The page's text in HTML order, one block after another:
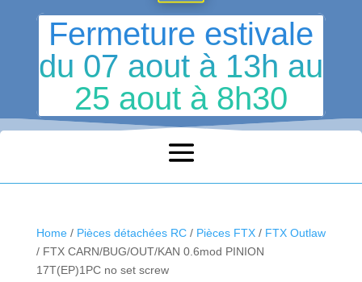
Fermeture estivale
du 07 aout à 13h au
25 aout à 8h30
Home/ Pièces détachées RC/ Pièces FTX/ FTX Outlaw
/ FTX CARN/BUG/OUT/KAN 0.6mod PINION
17T(EP)1PC no set screw